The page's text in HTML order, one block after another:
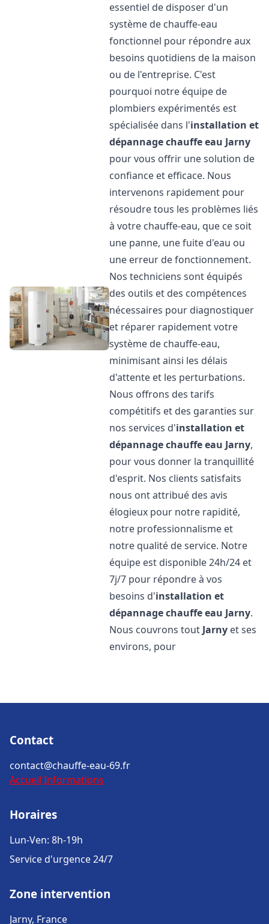
essentiel de disposer d'un
système de chauffe-eau
fonctionnel pour répondre aux
besoins quotidiens de la maison
ou de l'entreprise. C'est
pourquoi notre équipe de
plombiers expérimentés est
spécialisée dans l'installation et
dépannage chauffe eau Jarny
pour vous offrir une solution de
confiance et efficace. Nous
intervenons rapidement pour
résoudre tous les problèmes liés
à votre chauffe-eau, que ce soit
une panne, une fuite d'eau ou
une erreur de fonctionnement.
Nos techniciens sont équipés
des outils et des compétences
nécessaires pour diagnostiquer
et réparer rapidement votre
système de chauffe-eau,
minimisant ainsi les délais
d'attente et les perturbations.
Nous offrons des tarifs
compétitifs et des garanties sur
nos services d'installation et
dépannage chauffe eau Jarny,
pour vous donner la tranquillité
d'esprit. Nos clients satisfaits
nous ont attribué des avis
élogieux pour notre rapidité,
notre professionnalisme et
notre qualité de service. Notre
équipe est disponible 24h/24 et
7j/7 pour répondre à vos
besoins d'installation et
dépannage chauffe eau Jarny.
Nous couvrons tout Jarny et ses
environs, pour
Contact
contact@chauffe-eau-69.fr
Accueil Informations
Horaires
Lun-Ven: 8h-19h
Service d'urgence 24/7
Zone intervention
Jarny, France